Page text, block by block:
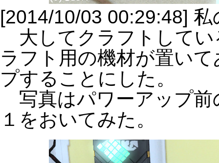
[2014/10/03 00:29:48]
大してクラフトしてい
ラフト用の機材が置い
プすることにした。
写真はパワーアップ前
１をおいてみた。